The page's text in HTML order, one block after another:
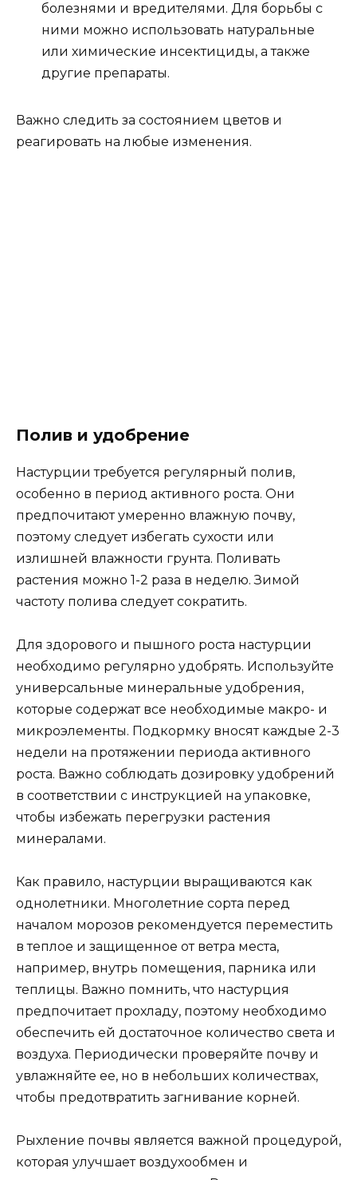
болезнями и вредителями. Для борьбы с
ними можно использовать натуральные
или химические инсектициды, а также
другие препараты.
Важно следить за состоянием цветов и
реагировать на любые изменения.
Полив и удобрение
Настурции требуется регулярный полив,
особенно в период активного роста. Они
предпочитают умеренно влажную почву,
поэтому следует избегать сухости или
излишней влажности грунта. Поливать
растения можно 1-2 раза в неделю. Зимой
частоту полива следует сократить.
Для здорового и пышного роста настурции
необходимо регулярно удобрять. Используйте
универсальные минеральные удобрения,
которые содержат все необходимые макро- и
микроэлементы. Подкормку вносят каждые 2-3
недели на протяжении периода активного
роста. Важно соблюдать дозировку удобрений
в соответствии с инструкцией на упаковке,
чтобы избежать перегрузки растения
минералами.
Как правило, настурции выращиваются как
однолетники. Многолетние сорта перед
началом морозов рекомендуется переместить
в теплое и защищенное от ветра места,
например, внутрь помещения, парника или
теплицы. Важно помнить, что настурция
предпочитает прохладу, поэтому необходимо
обеспечить ей достаточное количество света и
воздуха. Периодически проверяйте почву и
увлажняйте ее, но в небольших количествах,
чтобы предотвратить загнивание корней.
Рыхление почвы является важной процедурой,
которая улучшает воздухообмен и